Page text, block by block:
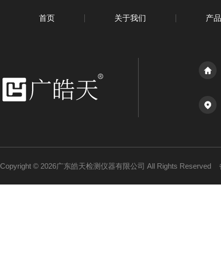
首页 关于我们 产
Copyright © 2026广东皓天检测仪器有限公司 All Rights Reserved